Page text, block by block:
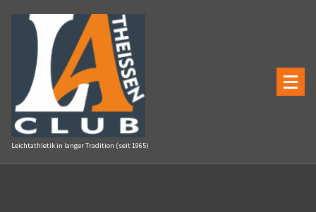
Inhalt
springen
Leichtathletik in langer Tradition (seit 1965)